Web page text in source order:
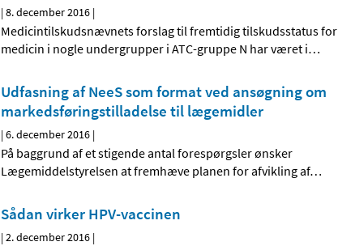
|8. december 2016 |
Medicintilskudsnævnets forslag til fremtidig tilskudsstatus for
medicin i nogle undergrupper i ATC-gruppe N har været i…
Udfasning af NeeS som format ved ansøgning om
markedsføringstilladelse til lægemidler
|6. december 2016 |
På baggrund af et stigende antal forespørgsler ønsker
Lægemiddelstyrelsen at fremhæve planen for afvikling af…
Sådan virker HPV-vaccinen
|2. december 2016 |